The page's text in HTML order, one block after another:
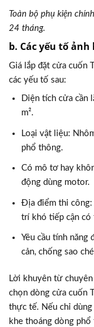
Toàn bộ phụ kiện
24 tháng.
b. Các yếu tố
Giá lắp đặt cửa cuốn
các yếu tố sau:
Diện tích cửa cần
m².
Loại vật liệu:
phổ thông.
Có mô tơ hay
động dùng motor.
Địa điểm thi công:
trí khó tiếp cận có
Yêu cầu tính năng
cản, chống sao
Lời khuyên từ
chọn dòng cửa cuốn
thực tế. Nếu chỉ dùng
khe thoáng dòng